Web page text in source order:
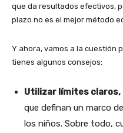
que da resultados efectivos,
plazo no es el mejor método
Y ahora, vamos a la cuestión
tienes algunos consejos:
Utilizar límites
que definan un marco
los niños. Sobre todo,